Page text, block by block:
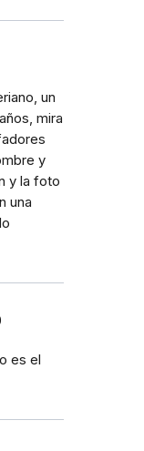
un
mira
y
y la foto
una
es el